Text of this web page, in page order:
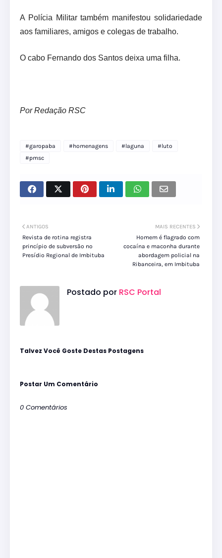
A Polícia Militar também manifestou solidariedade
aos familiares, amigos e colegas de trabalho.
O cabo Fernando dos Santos deixa uma filha.
Por Redação RSC
#garopaba #homenagens #laguna
#luto
#pmsc
MAIS RECENTES
Homem é flagrado com
cocaína e maconha durante
abordagem policial na
Ribanceira, em Imbituba
ANTIGOS
Revista de rotina registra
princípio de subversão no
Presídio Regional de Imbituba
Postado por RSC Portal
Talvez Você Goste Destas Postagens
Postar Um Comentário
0 Comentários